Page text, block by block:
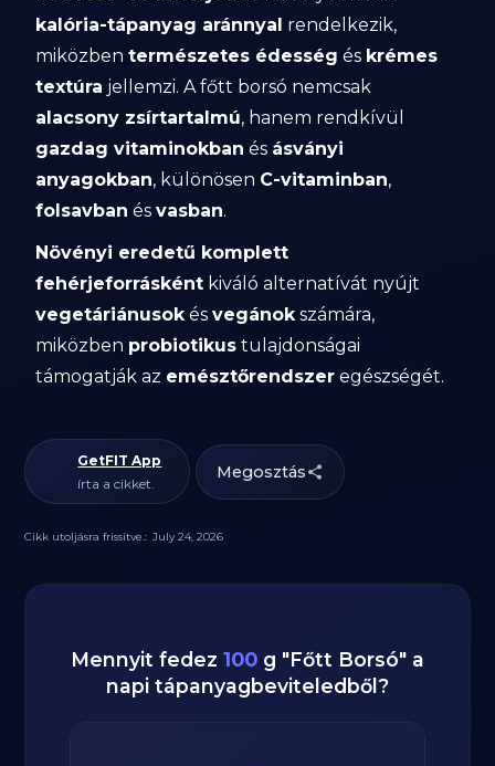
kalória-tápanyag aránnyal rendelkezik,
miközbentermészetes édesség és krémes
textúra jellemzi. A főtt borsó nemcsak
alacsony zsírtartalmú, hanem rendkívül
gazdag vitaminokban és ásványi
anyagokban, különösen C-vitaminban,
folsavban ésvasban.
Növényi eredetű komplett
fehérjeforrásként kiváló alternatívát nyújt
vegetáriánusokésvegánokszámára,
miközben probiotikus tulajdonságai
támogatják az emésztőrendszer egészségét.
GetFIT App
írta a cikket.
Megosztás
Cikk utoljásra frissítve.: July 24, 2026
Mennyit fedez 100 g "Főtt Borsó" a
napi tápanyagbeviteledből?